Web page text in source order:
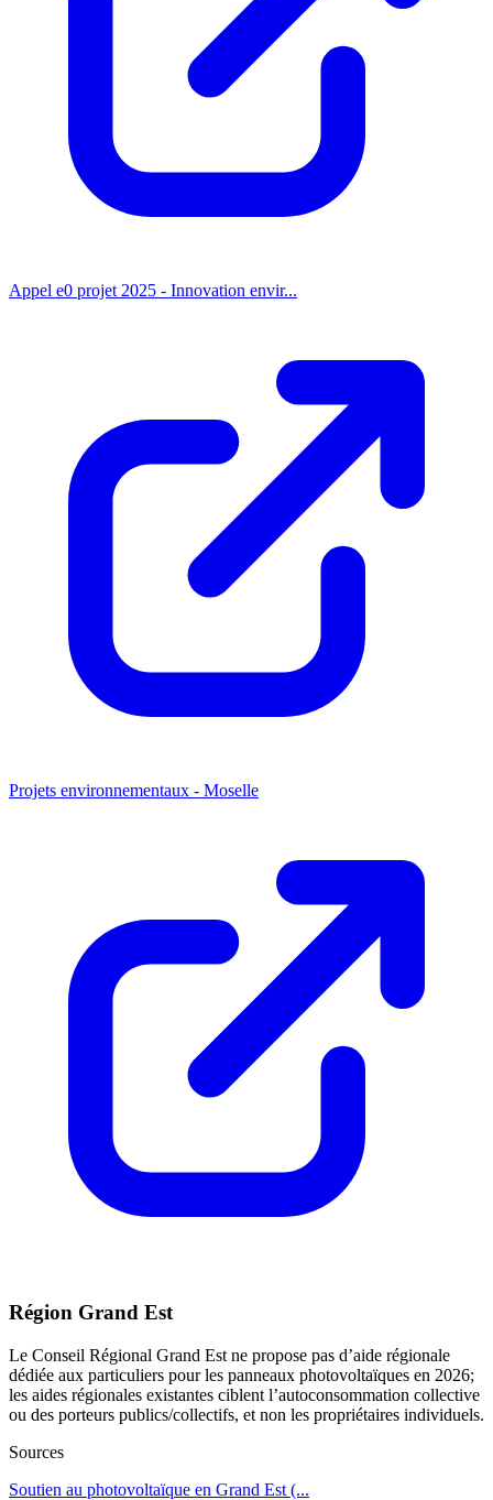
Appel e0 projet 2025 - Innovation envir...
Projets environnementaux - Moselle
Région Grand Est
Le Conseil Régional Grand Est ne propose pas d’aide régionale
dédiée aux particuliers pour les panneaux photovoltaïques en 2026;
les aides régionales existantes ciblent l’autoconsommation collective
ou des porteurs publics/collectifs, et non les propriétaires individuels.
Sources
Soutien au photovoltaïque en Grand Est (...